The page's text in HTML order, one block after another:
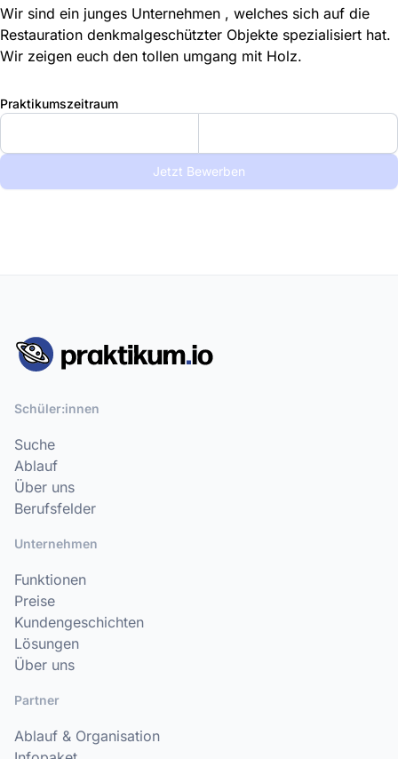
Wir sind ein junges Unternehmen , welches sich auf die
Restauration denkmalgeschützter Objekte spezialisiert hat.
Wir zeigen euch den tollen umgang mit Holz.
Praktikumszeitraum
Jetzt Bewerben
Schüler:innen
Suche
Ablauf
Über uns
Berufsfelder
Unternehmen
Funktionen
Preise
Kundengeschichten
Lösungen
Über uns
Partner
Ablauf & Organisation